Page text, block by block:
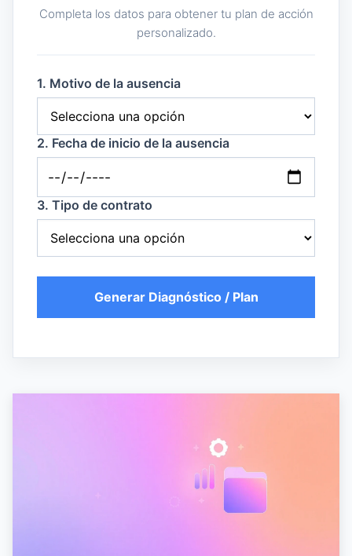
Completa los datos para obtener tu plan de acción
personalizado.
1. Motivo de la ausencia
2. Fecha de inicio de la ausencia
3. Tipo de contrato
Generar Diagnóstico / Plan